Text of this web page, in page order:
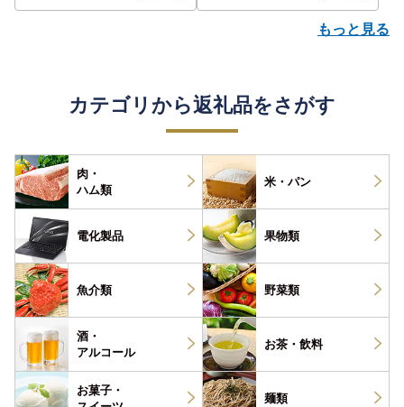
もっと見る
カテゴリから返礼品をさがす
肉・
ハム類
米・パン
電化製品 果物類
魚介類 野菜類
酒・
アルコール
お茶・ 飲料
お菓子・
麺類